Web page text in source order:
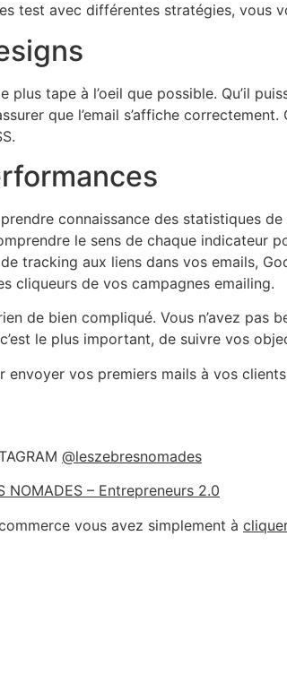
test avec différentes stratégies, vous
tape à l’oeil que possible. Qu’il
que l’email s’affiche
connaissance des statistiques
le sens de chaque indicateur
tracking aux liens dans vos emails,
cliqueurs de vos campagnes emailing.
de bien compliqué. Vous n’avez pas
le plus important, de suivre vos
envoyer vos premiers mails à vos
@leszebresnomades
NOMADES – Entrepreneurs 2.0
vous avez simplement à